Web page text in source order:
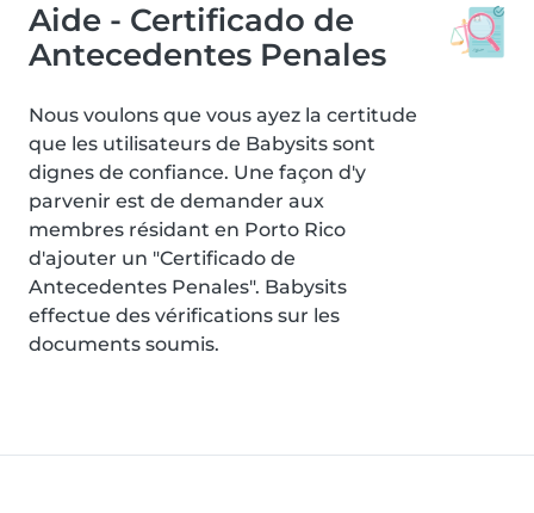
Aide - Certificado de
Antecedentes Penales
Nous voulons que vous ayez la certitude
que les utilisateurs de Babysits sont
dignes de confiance. Une façon d'y
parvenir est de demander aux
membres résidant en Porto Rico
d'ajouter un "Certificado de
Antecedentes Penales". Babysits
effectue des vérifications sur les
documents soumis.